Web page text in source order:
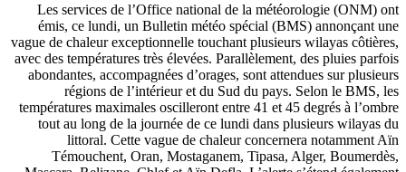
Les services de l’Office national de la météorologie (ONM) ont
émis, ce lundi, un Bulletin météo spécial (BMS) annonçant une
vague de chaleur exceptionnelle touchant plusieurs wilayas côtières,
avec des températures très élevées. Parallèlement, des pluies parfois
abondantes, accompagnées d’orages, sont attendues sur plusieurs
régions de l’intérieur et du Sud du pays. Selon le BMS, les
températures maximales oscilleront entre 41 et 45 degrés à l’ombre
tout au long de la journée de ce lundi dans plusieurs wilayas du
littoral. Cette vague de chaleur concernera notamment Aïn
Témouchent, Oran, Mostaganem, Tipasa, Alger, Boumerdès,